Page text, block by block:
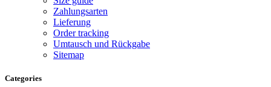
Zahlungsarten
Lieferung
Order tracking
Umtausch und Rückgabe
Sitemap
Categories